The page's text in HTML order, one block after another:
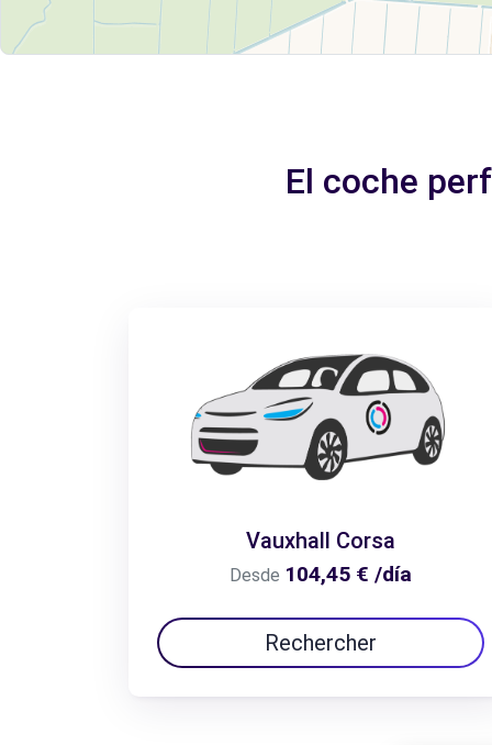
El coche
Vauxhall Corsa
Desde 104,45 € /día
Rechercher